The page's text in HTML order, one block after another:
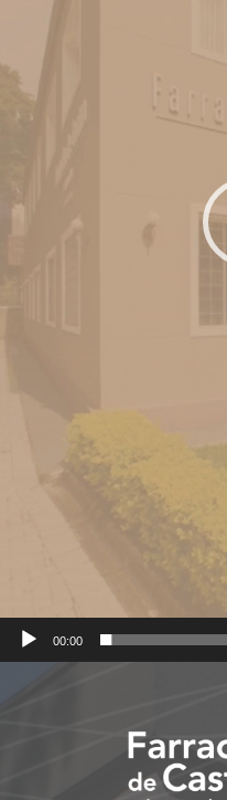
00:00